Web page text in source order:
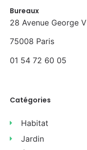
Bureaux
28 Avenue George V
75008 Paris
01 54 72 60 05
Catégories
Habitat
Jardin